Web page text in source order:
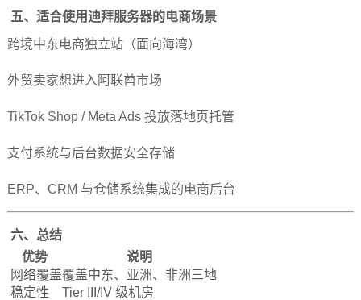
五、适合使用迪拜服务器的电商场景
跨境中东电商独立站（面向海湾）
外贸卖家想进入阿联酋市场
TikTok Shop / Meta Ads 投放落地页托管
支付系统与后台数据安全存储
ERP、CRM 与仓储系统集成的电商后台
六、总结
优势
说明
网络覆盖覆盖中东、亚洲、非洲三地
稳定性
Tier III/IV 级机房